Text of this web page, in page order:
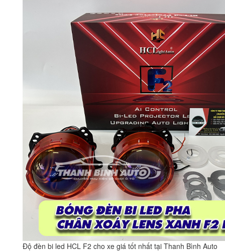
Độ đèn bi led HCL F2 cho xe giá tốt nhất tại Thanh Bình Auto